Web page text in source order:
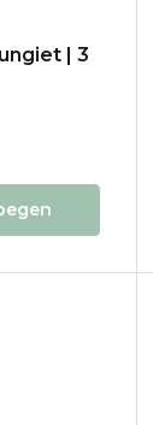
| 3